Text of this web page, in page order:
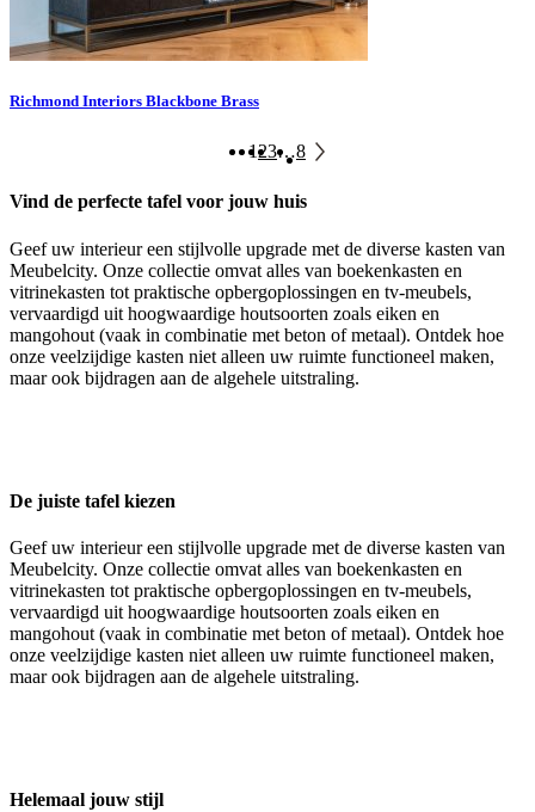
Richmond Interiors Blackbone Brass
123…8
Vind de perfecte tafel voor jouw huis
Geef uw interieur een stijlvolle upgrade met de diverse kasten van
Meubelcity. Onze collectie omvat alles van boekenkasten en
vitrinekasten tot praktische opbergoplossingen en tv-meubels,
vervaardigd uit hoogwaardige houtsoorten zoals eiken en
mangohout (vaak in combinatie met beton of metaal). Ontdek hoe
onze veelzijdige kasten niet alleen uw ruimte functioneel maken,
maar ook bijdragen aan de algehele uitstraling.
De juiste tafel kiezen
Geef uw interieur een stijlvolle upgrade met de diverse kasten van
Meubelcity. Onze collectie omvat alles van boekenkasten en
vitrinekasten tot praktische opbergoplossingen en tv-meubels,
vervaardigd uit hoogwaardige houtsoorten zoals eiken en
mangohout (vaak in combinatie met beton of metaal). Ontdek hoe
onze veelzijdige kasten niet alleen uw ruimte functioneel maken,
maar ook bijdragen aan de algehele uitstraling.
Helemaal jouw stijl